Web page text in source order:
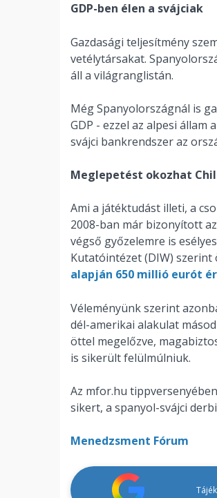
GDP-ben élen a svájciak
Gazdasági teljesítmény
vetélytársakat.
áll a világranglistán.
Még Spanyolországnál is
GDP - ezzel az alpesi állam
svájci bankrendszer az
Meglepetést okozhat
Ami a játéktudást illeti, a
2008-ban már bizonyított
végső győzelemre is
Kutatóintézet (DIW) szerint
alapján 650 millió eurót ér
Véleményünk szerint
dél-amerikai alakulat
öttel megelőzve,
is sikerült felülmúlniuk.
Az mfor.hu
sikert, a spanyol-svájci
Menedzsment Fórum